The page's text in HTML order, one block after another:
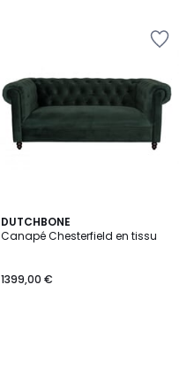
DUTCHBONE
Canapé Chesterfield en tissu
1399,00 €